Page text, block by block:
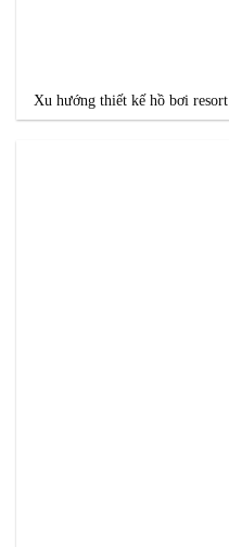
Xu hướng thiết kế hồ bơi resort